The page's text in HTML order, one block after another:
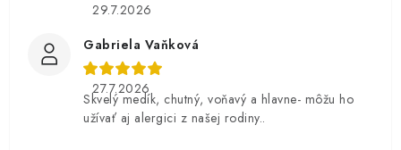
29.7.2026
Gabriela Vaňková
27.7.2026
Skvelý medík, chutný, voňavý a hlavne- môžu ho
užívať aj alergici z našej rodiny..